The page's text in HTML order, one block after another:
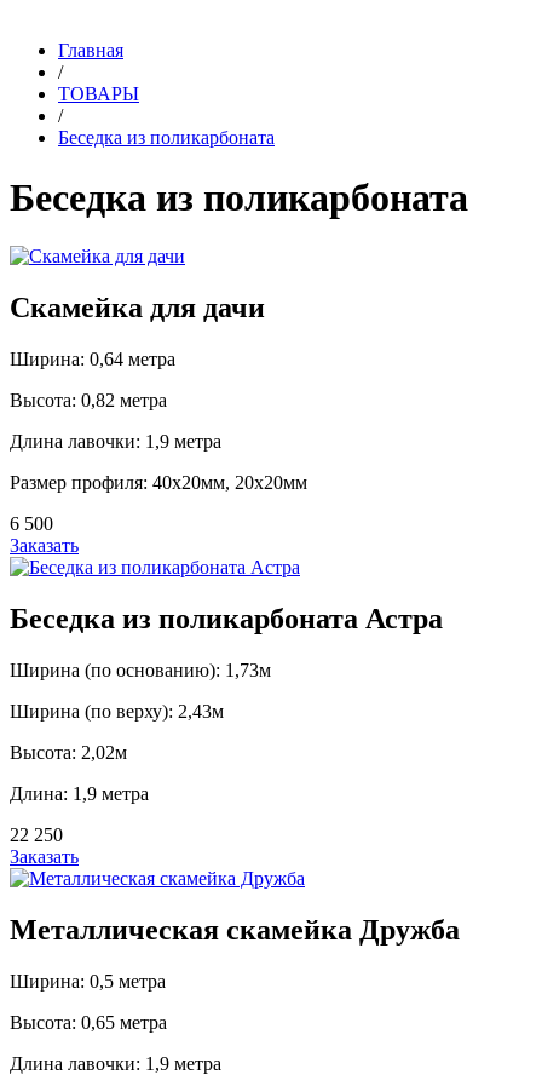
Главная
/
ТОВАРЫ
/
Беседка из поликарбоната
Беседка из поликарбоната
Скамейка для дачи
Ширина: 0,64 метра
Высота: 0,82 метра
Длина лавочки: 1,9 метра
Размер профиля: 40х20мм, 20х20мм
6 500
Заказать
Беседка из поликарбоната Астра
Ширина (по основанию): 1,73м
Ширина (по верху): 2,43м
Высота: 2,02м
Длина: 1,9 метра
22 250
Заказать
Металлическая скамейка Дружба
Ширина: 0,5 метра
Высота: 0,65 метра
Длина лавочки: 1,9 метра